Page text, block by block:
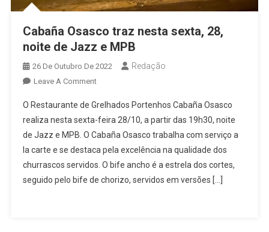
Cabaña Osasco traz nesta sexta, 28,
noite de Jazz e MPB
26 De Outubro De 2022 Redação
Leave A CommentOn
Osasco
Traz
Nesta
Sexta,
28,
Noite
O Restaurante de Grelhados Portenhos Cabaña Osasco
realiza nesta sexta-feira 28/10, a partir das 19h30, noite
de Jazz e MPB. O Cabaña Osasco trabalha com serviço a
la carte e se destaca pela excelência na qualidade dos
churrascos servidos. O bife ancho é a estrela dos cortes,
seguido pelo bife de chorizo, servidos em versões […]